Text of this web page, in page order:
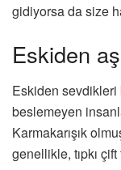
gidiyorsa da size
Eskiden
Eskiden sevdikleri
beslemeyen
Karmakarışık
genellikle, tıpkı